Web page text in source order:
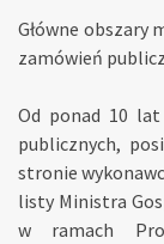
Główne obszary
zamówień
Od ponad 10
publicznych,
stronie
listy Ministra
w ramach